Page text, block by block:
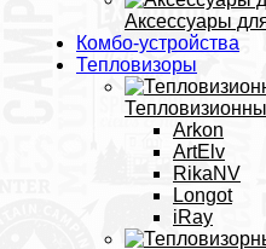
Аксессуары
Комбо-устройства
Тепловизоры
Arkon
ArtElv
RikaNV
Longot
iRay